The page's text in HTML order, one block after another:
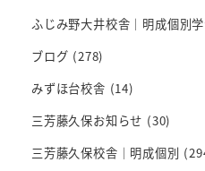
ふじみ野大井校舎｜明成個別
ブログ (278)
みずほ台校舎 (14)
三芳藤久保お知らせ (30)
三芳藤久保校舎｜明成個別